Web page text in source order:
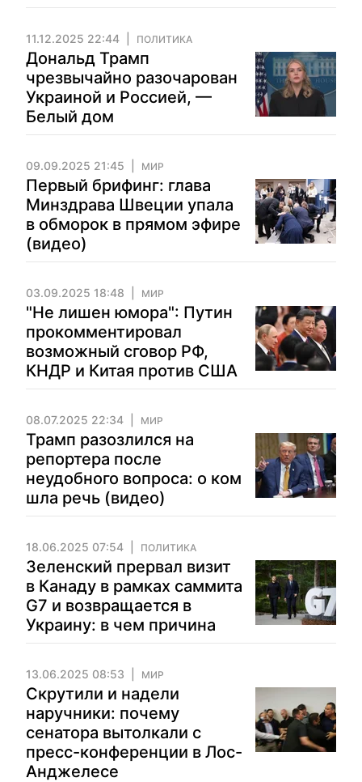
11.12.2025 22:44 ПОЛИТИКА
Дональд Трамп
чрезвычайно разочарован
Украиной и Россией, —
Белый дом
09.09.2025 21:45 МИР
Первый брифинг: глава
Минздрава Швеции упала
в обморок в прямом эфире
(видео)
03.09.2025 18:48 МИР
"Не лишен юмора": Путин
прокомментировал
возможный сговор РФ,
КНДР и Китая против США
08.07.2025 22:34 МИР
Трамп разозлился на
репортера после
неудобного вопроса: о ком
шла речь (видео)
18.06.2025 07:54 ПОЛИТИКА
Зеленский прервал визит
в Канаду в рамках саммита
G7 и возвращается в
Украину: в чем причина
13.06.2025 08:53 МИР
Скрутили и надели
наручники: почему
сенатора вытолкали с
пресс-конференции в Лос-
Анджелесе